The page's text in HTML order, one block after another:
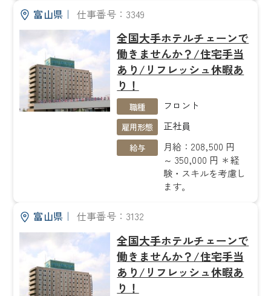
富山県｜ 仕事番号：3349
全国大手ホテルチェーンで
働きませんか？/住宅手当
あり/リフレッシュ休暇あ
り！
職種 フロント
雇用形態 正社員
給与
月給：208,500 円
～ 350,000 円 ＊経
験・スキルを考慮し
ます。
富山県｜ 仕事番号：3132
全国大手ホテルチェーンで
働きませんか？/住宅手当
あり/リフレッシュ休暇あ
り！